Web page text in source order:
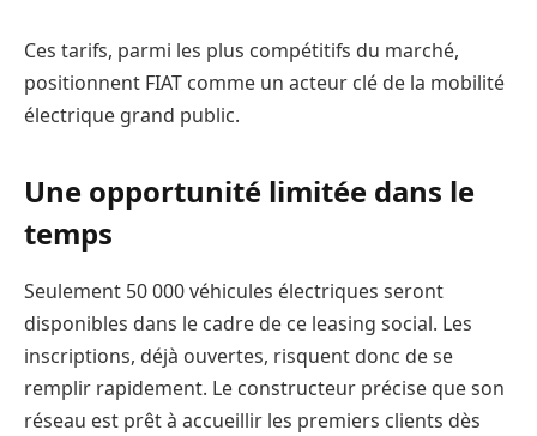
Ces tarifs, parmi les plus compétitifs du marché,
positionnent FIAT comme un acteur clé de la mobilité
électrique grand public.
Une opportunité limitée dans le
temps
Seulement 50 000 véhicules électriques seront
disponibles dans le cadre de ce leasing social. Les
inscriptions, déjà ouvertes, risquent donc de se
remplir rapidement. Le constructeur précise que son
réseau est prêt à accueillir les premiers clients dès